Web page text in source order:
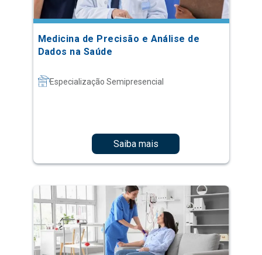
Medicina de Precisão e Análise de
Dados na Saúde
Especialização Semipresencial
Saiba mais